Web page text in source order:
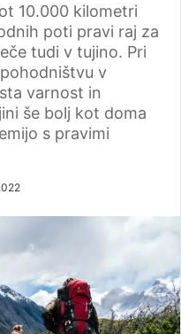
10.000 kilometri
poti pravi raj za
tudi v tujino. Pri
v
varnost in
še bolj kot doma
s pravimi